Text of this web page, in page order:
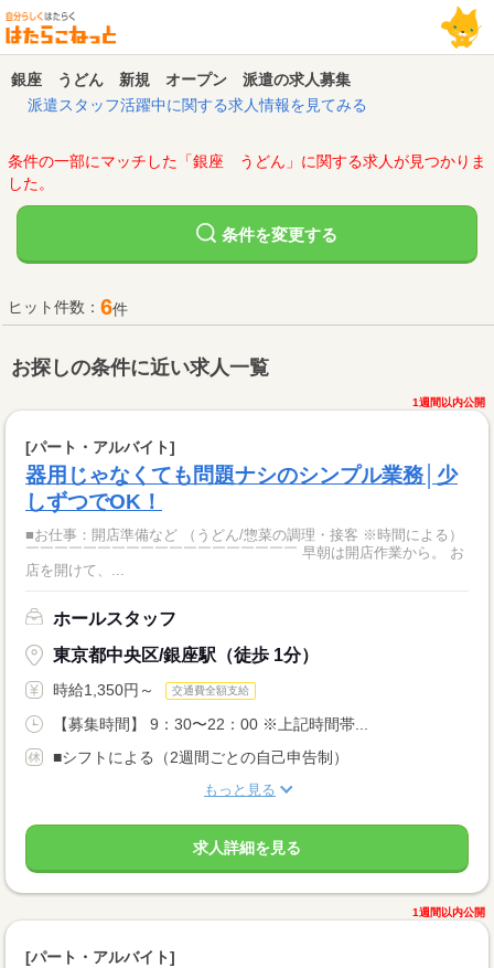
銀座 うどん 新規 オープン 派遣の求人募集
派遣スタッフ活躍中に関する求人情報を見てみる
条件の一部にマッチした「銀座 うどん」に関する求人が見つかりま
した。
条件を変更する
ヒット件数： 6件
お探しの条件に近い求人一覧
1週間以内公開
[パート・アルバイト]
器用じゃなくても問題ナシのシンプル業務│少
しずつでOK！
■お仕事：開店準備など （うどん/惣菜の調理・接客 ※時間による）
￣￣￣￣￣￣￣￣￣￣￣￣￣￣￣￣￣￣￣ 早朝は開店作業から。 お
店を開けて、...
ホールスタッフ
東京都中央区/銀座駅（徒歩 1分）
時給1,350円～ 交通費全額支給
【募集時間】 9：30〜22：00 ※上記時間帯...
■シフトによる（2週間ごとの自己申告制）
もっと見る
求人詳細を見る
1週間以内公開
[パート・アルバイト]